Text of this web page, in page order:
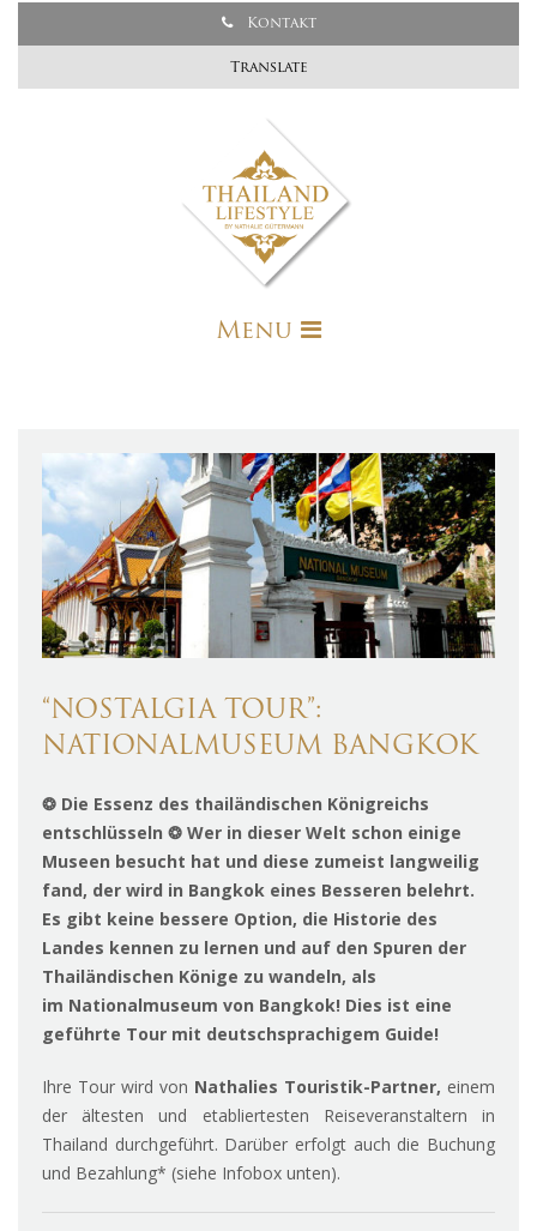
Kontakt
Translate
Menu
“NOSTALGIA TOUR”:
NATIONALMUSEUM BANGKOK
❂ Die Essenz des thailändischen Königreichs
entschlüsseln ❂ Wer in dieser Welt schon einige
Museen besucht hat und diese zumeist langweilig
fand, der wird in Bangkok eines Besseren belehrt.
Es gibt keine bessere Option, die Historie des
Landes kennen zu lernen und auf den Spuren der
Thailändischen Könige zu wandeln, als
im Nationalmuseum von Bangkok! Dies ist eine
geführte Tour mit deutschsprachigem Guide!
Ihre Tour wird von Nathalies Touristik-Partner, einem
der ältesten und etabliertesten Reiseveranstaltern in
Thailand durchgeführt. Darüber erfolgt auch die Buchung
und Bezahlung* (siehe Infobox unten).